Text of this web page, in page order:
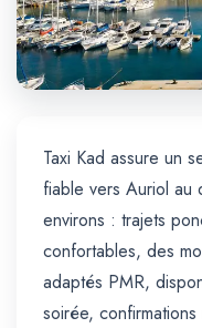
Taxi Kad assure un
fiable vers Auriol au
environs : trajets
confortables, des
adaptés PMR,
soirée,